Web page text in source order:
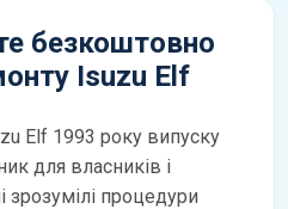
безкоштовно
Isuzu Elf
Elf 1993 року випуску
для власників і
зрозумілі процедури